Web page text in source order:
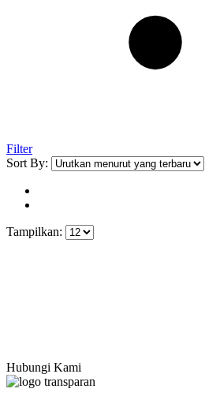
Filter
Sort By:
Tampilkan:
Hubungi Kami